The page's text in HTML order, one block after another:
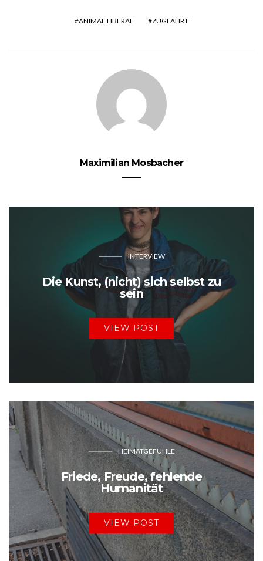
ANIMAE LIBERAE ZUGFAHRT
Maximilian Mosbacher
INTERVIEW
Die Kunst, (nicht) sich selbst zu
sein
VIEW POST
HEIMATGEFÜHLE
Friede, Freude, fehlende
Humanität
VIEW POST